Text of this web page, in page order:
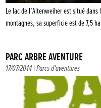
Le lac de l’Altenweiher est situé
montagnes, sa superficie est de 7,5
PARC ARBRE AVENTURE
17/07/2014 |Parcs d'aventures